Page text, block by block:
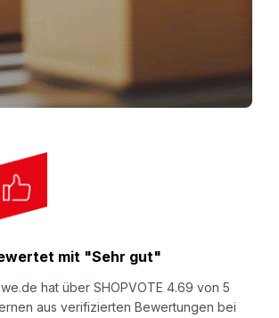
mit "Sehr gut"
hat über SHOPVOTE 4.69 von 5
aus verifizierten Bewertungen bei